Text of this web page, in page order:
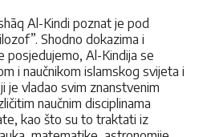
Al-Kindi poznat je pod
Shodno dokazima i
posjedujemo, Al-Kindija se
i naučnikom islamskog svijeta i
je vladao svim znanstvenim
naučnim disciplinama
kao što su to traktati iz